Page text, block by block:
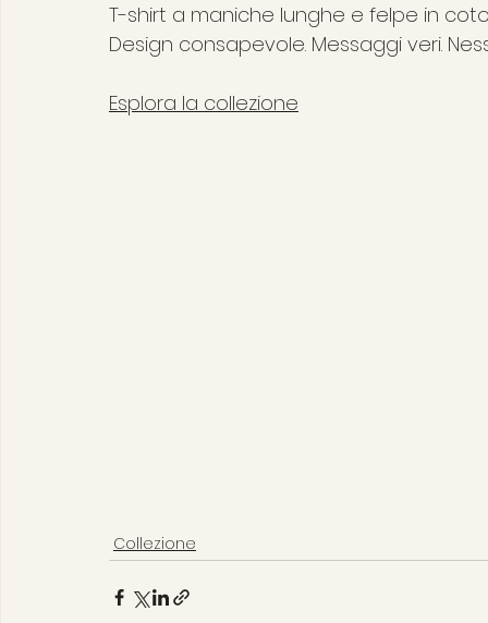
T-shirt a maniche lunghe e felpe in
Design consapevole. Messaggi veri.
Esplora la collezione
Collezione